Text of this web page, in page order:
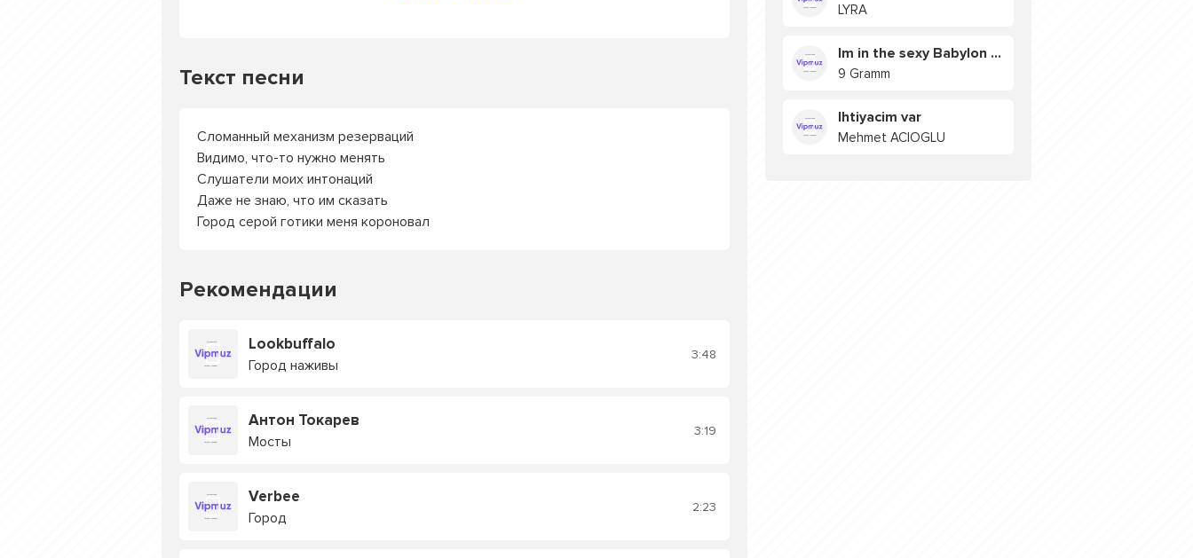
Текст песни
Сломанный механизм резерваций
Видимо, что-то нужно менять
Слушатели моих интонаций
Даже не знаю, что им сказать
Город серой готики меня короновал
Рекомендации
Lookbuffalo
Город наживы
3:48
Антон Токарев
Мосты
3:19
Verbee
Город
2:23
LYRA
Im in the sexy Babylon БУЯ
9 Gramm
Ihtiyacim var
Mehmet ACIOGLU